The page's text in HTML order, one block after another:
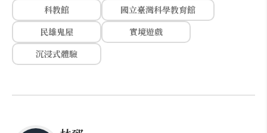
科教館
國立臺灣科學教育館
民雄鬼屋
實境遊戲
沉浸式體驗